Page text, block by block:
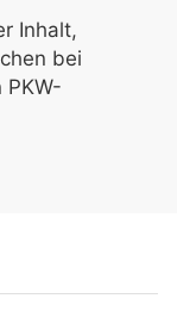
Inhalt,
bei